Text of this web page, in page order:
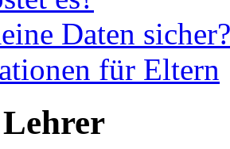
Daten sicher?
für Eltern